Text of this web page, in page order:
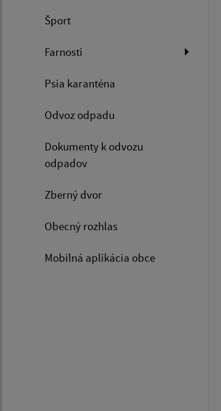
Šport
Farnosti
Psia karanténa
Odvoz odpadu
Dokumenty k odvozu
odpadov
Zberný dvor
Obecný rozhlas
Mobilná aplikácia obce